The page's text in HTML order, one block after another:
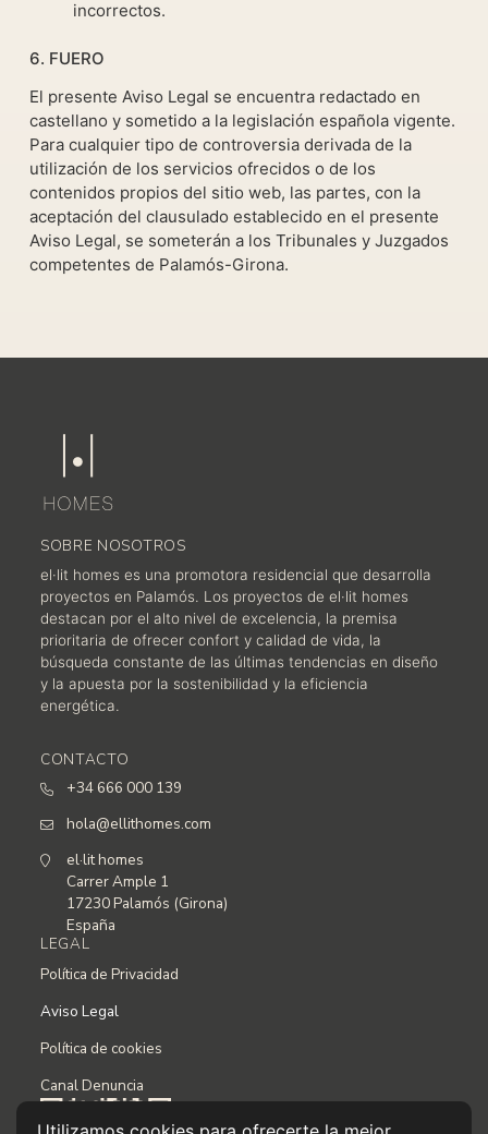
incorrectos.
6. FUERO
El presente Aviso Legal se encuentra redactado en
castellano y sometido a la legislación española vigente.
Para cualquier tipo de controversia derivada de la
utilización de los servicios ofrecidos o de los
contenidos propios del sitio web, las partes, con la
aceptación del clausulado establecido en el presente
Aviso Legal, se someterán a los Tribunales y Juzgados
competentes de Palamós-Girona.
SOBRE NOSOTROS
el·lit homes es una promotora residencial que desarrolla
proyectos en Palamós. Los proyectos de el·lit homes
destacan por el alto nivel de excelencia, la premisa
prioritaria de ofrecer confort y calidad de vida, la
búsqueda constante de las últimas tendencias en diseño
y la apuesta por la sostenibilidad y la eficiencia
energética.
CONTACTO
+34 666 000 139
hola@ellithomes.com
el·lit homes
Carrer Ample 1
17230 Palamós (Girona)
España
LEGAL
Política de Privacidad
Aviso Legal
Política de cookies
Canal Denuncia